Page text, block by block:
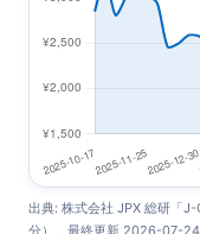
出典: 株式会社 JPX 総研「
分）。最終更新 2026-07-24